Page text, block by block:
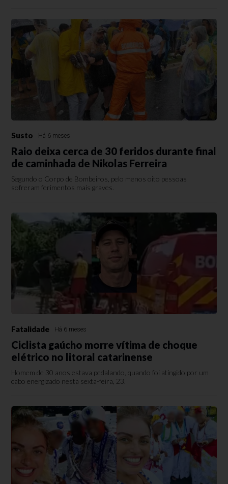
Susto Há 6 meses
Raio deixa cerca de 30 feridos durante final
de caminhada de Nikolas Ferreira
Segundo o Corpo de Bombeiros, pelo menos oito pessoas
sofreram ferimentos mais graves.
Fatalidade Há 6 meses
Ciclista gaúcho morre vítima de choque
elétrico no litoral catarinense
Homem de 30 anos estava pedalando, quando foi atingido por um
cabo energizado nesta sexta-feira, 23.